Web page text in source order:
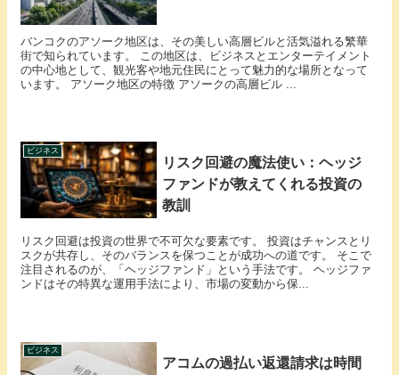
バンコクのアソーク地区は、その美しい高層ビルと活気溢れる繁華
街で知られています。 この地区は、ビジネスとエンターテイメント
の中心地として、観光客や地元住民にとって魅力的な場所となって
います。 アソーク地区の特徴 アソークの高層ビル ...
ビジネス
リスク回避の魔法使い：ヘッジ
ファンドが教えてくれる投資の
教訓
リスク回避は投資の世界で不可欠な要素です。 投資はチャンスとリ
スクが共存し、そのバランスを保つことが成功への道です。 そこで
注目されるのが、「ヘッジファンド」という手法です。 ヘッジファ
ンドはその特異な運用手法により、市場の変動から保...
ビジネス
アコムの過払い返還請求は時間